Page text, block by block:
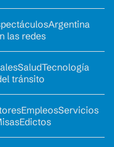
Argentina
las redes
SaludTecnología
tránsito
EmpleosServicios
Edictos